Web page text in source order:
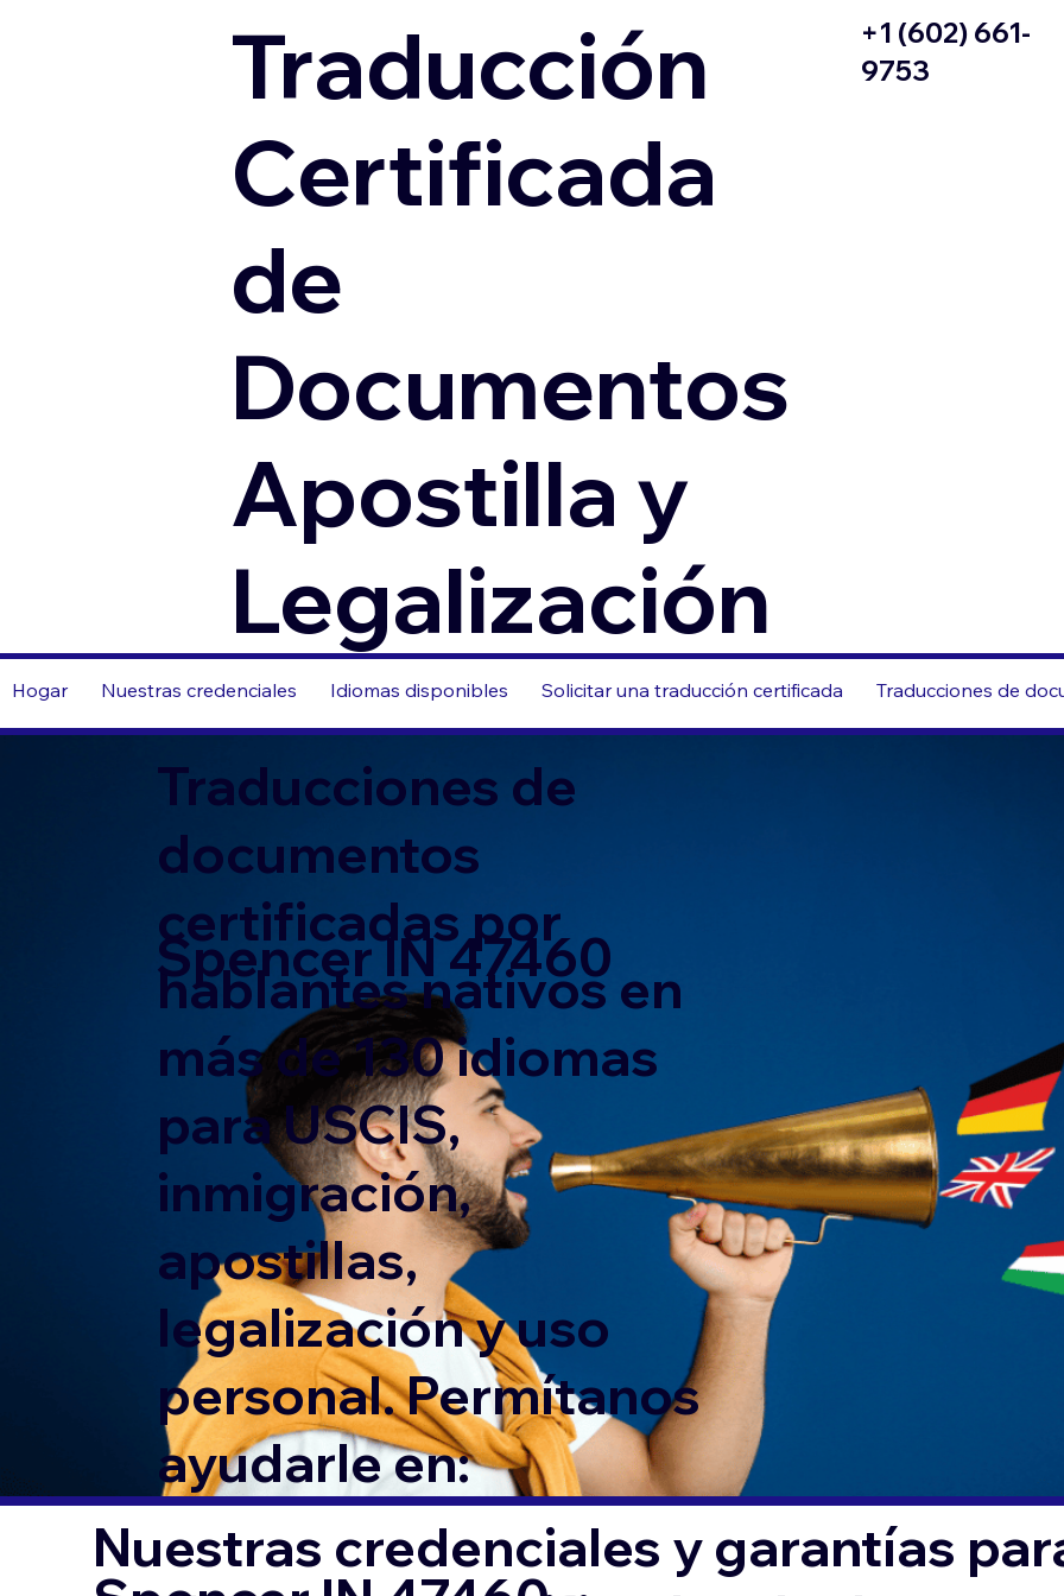
Traducción
Certificada
de
Documentos
Apostilla y
Legalización
+1 (602) 661-
9753
Hogar Nuestras credenciales Idiomas disponibles Solicitar una traducción certificada Traducciones de
Traducciones de
documentos
certificadas por
hablantes nativos en
más de 130 idiomas
para USCIS,
inmigración,
apostillas,
legalización y uso
personal. Permítanos
ayudarle en:
Spencer IN 47460
Nuestras credenciales y garantías